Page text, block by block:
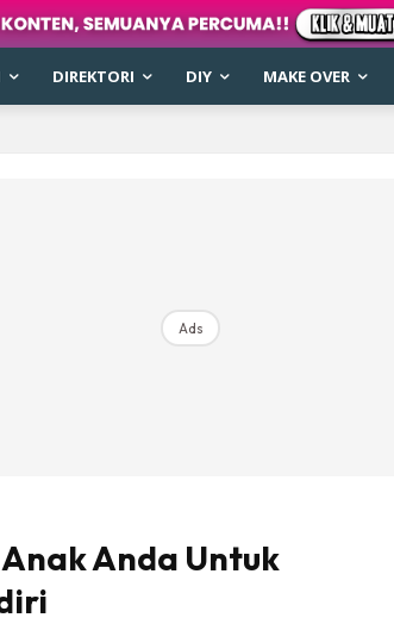
DIREKTORI DIY MAKE OVER
Ads
Anda Untuk